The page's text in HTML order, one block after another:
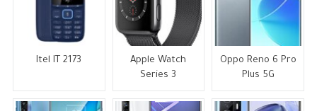
Itel IT 2173
Apple Watch
Series 3
Oppo Reno 6 Pro
Plus 5G